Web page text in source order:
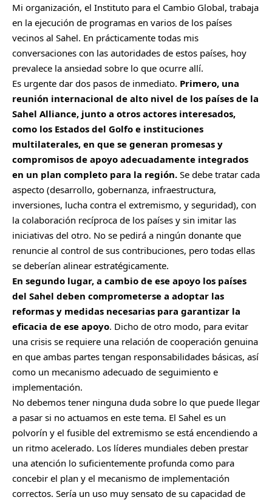
Mi organización, el Instituto para el Cambio Global, trabaja
en la ejecución de programas en varios de los países
vecinos al Sahel. En prácticamente todas mis
conversaciones con las autoridades de estos países, hoy
prevalece la ansiedad sobre lo que ocurre allí.
Es urgente dar dos pasos de inmediato. Primero, una
reunión internacional de alto nivel de los países de la
Sahel Alliance, junto a otros actores interesados,
como los Estados del Golfo e instituciones
multilaterales, en que se generan promesas y
compromisos de apoyo adecuadamente integrados
en un plan completo para la región. Se debe tratar cada
aspecto (desarrollo, gobernanza, infraestructura,
inversiones, lucha contra el extremismo, y seguridad), con
la colaboración recíproca de los países y sin imitar las
iniciativas del otro. No se pedirá a ningún donante que
renuncie al control de sus contribuciones, pero todas ellas
se deberían alinear estratégicamente.
En segundo lugar, a cambio de ese apoyo los países
del Sahel deben comprometerse a adoptar las
reformas y medidas necesarias para garantizar la
eficacia de ese apoyo. Dicho de otro modo, para evitar
una crisis se requiere una relación de cooperación genuina
en que ambas partes tengan responsabilidades básicas, así
como un mecanismo adecuado de seguimiento e
implementación.
No debemos tener ninguna duda sobre lo que puede llegar
a pasar si no actuamos en este tema. El Sahel es un
polvorín y el fusible del extremismo se está encendiendo a
un ritmo acelerado. Los líderes mundiales deben prestar
una atención lo suficientemente profunda como para
concebir el plan y el mecanismo de implementación
correctos. Sería un uso muy sensato de su capacidad de